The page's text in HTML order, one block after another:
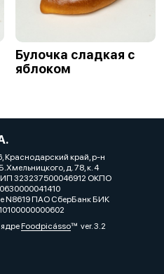
Булочка сладкая с
яблоком
Краснодарский край, р-н
д. 78, к. 4
323237500046912 ОКПО
N8619 ПАО СберБанк БИК
Foodpicássover. 3.2